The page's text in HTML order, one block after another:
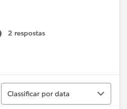
2 respostas
Classificar
Classificar por data